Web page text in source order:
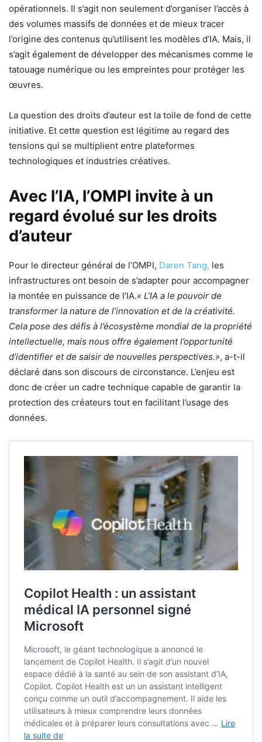
opérationnels. Il s’agit non seulement d’organiser l’accès à
des volumes massifs de données et de mieux tracer
l’origine des contenus qu’utilisent les modèles d’IA. Mais, il
s’agit également de développer des mécanismes comme le
tatouage numérique ou les empreintes pour protéger les
œuvres.
La question des droits d’auteur est la toile de fond de cette
initiative. Et cette question est légitime au regard des
tensions qui se multiplient entre plateformes
technologiques et industries créatives.
Avec l’IA, l’OMPI invite à un
regard évolué sur les droits
d’auteur
Pour le directeur général de l’OMPI, Daren Tang, les
infrastructures ont besoin de s’adapter pour accompagner
la montée en puissance de l’IA.« L’IA a le pouvoir de
transformer la nature de l’innovation et de la créativité.
Cela pose des défis à l’écosystème mondial de la propriété
intellectuelle, mais nous offre également l’opportunité
d’identifier et de saisir de nouvelles perspectives.», a-t-il
déclaré dans son discours de circonstance. L’enjeu est
donc de créer un cadre technique capable de garantir la
protection des créateurs tout en facilitant l’usage des
données.